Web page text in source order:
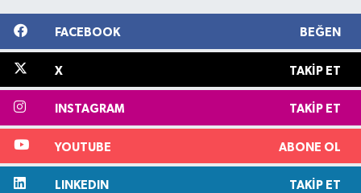
FACEBOOK BEĞEN
X TAKIP ET
INSTAGRAM TAKIP ET
YOUTUBE ABONE OL
LINKEDIN TAKIP ET